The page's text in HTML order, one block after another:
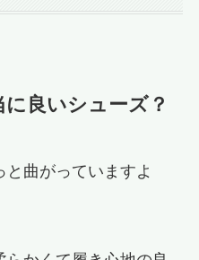
良いシューズ？
と曲がっていますよ